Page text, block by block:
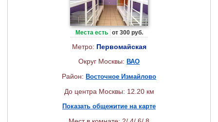
Места есть от 300 руб.
Метро: Первомайская
Округ Москвы: ВАО
Район: Восточное Измайлово
До центра Москвы: 12.20 км
Показать общежитие на карте